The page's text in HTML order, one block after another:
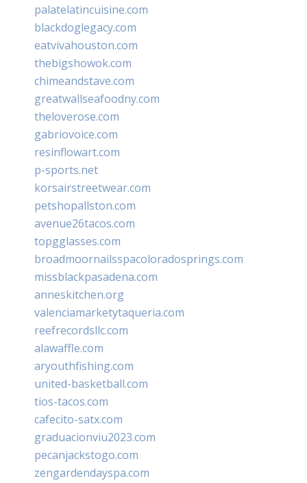
palatelatincuisine.com
blackdoglegacy.com
eatvivahouston.com
thebigshowok.com
chimeandstave.com
greatwallseafoodny.com
theloverose.com
gabriovoice.com
resinflowart.com
p-sports.net
korsairstreetwear.com
petshopallston.com
avenue26tacos.com
topgglasses.com
broadmoornailsspacoloradosprings.com
missblackpasadena.com
anneskitchen.org
valenciamarketytaqueria.com
reefrecordsllc.com
alawaffle.com
aryouthfishing.com
united-basketball.com
tios-tacos.com
cafecito-satx.com
graduacionviu2023.com
pecanjackstogo.com
zengardendayspa.com